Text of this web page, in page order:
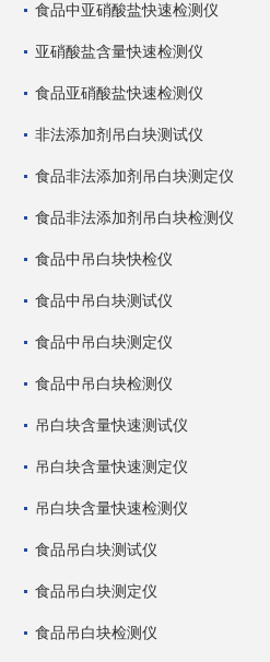
食品中亚硝酸盐快速检测仪
亚硝酸盐含量快速检测仪
食品亚硝酸盐快速检测仪
非法添加剂吊白块测试仪
食品非法添加剂吊白块测定仪
食品非法添加剂吊白块检测仪
食品中吊白块快检仪
食品中吊白块测试仪
食品中吊白块测定仪
食品中吊白块检测仪
吊白块含量快速测试仪
吊白块含量快速测定仪
吊白块含量快速检测仪
食品吊白块测试仪
食品吊白块测定仪
食品吊白块检测仪